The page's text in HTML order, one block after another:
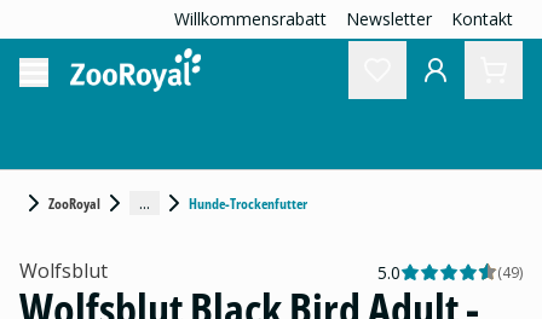
Willkommensrabatt Newsletter Kontakt
ZooRoyal ... Hunde-Trockenfutter
Wolfsblut 5.0 (49)